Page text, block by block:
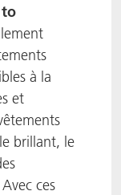
to
à la
et
brillant, le
ces